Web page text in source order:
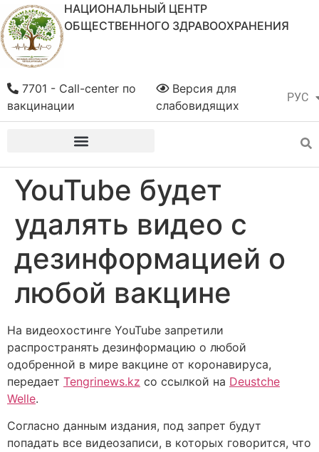
НАЦИОНАЛЬНЫЙ ЦЕНТР
ОБЩЕСТВЕННОГО ЗДРАВООХРАНЕНИЯ
РУС
ҚАЗ
Версия для
слабовидящих
7701 - Call-center по
вакцинации
YouTube будет
удалять видео с
дезинформацией о
любой вакцине
На видеохостинге YouTube запретили
распространять дезинформацию о любой
одобренной в мире вакцине от коронавируса,
передает Tengrinews.kz со ссылкой на Deustche
Welle.
Согласно данным издания, под запрет будут
попадать все видеозаписи, в которых говорится, что